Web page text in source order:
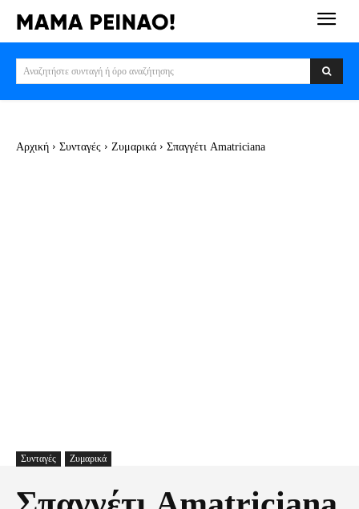
Αναζητήστε συνταγή ή όρο αναζήτησης
Αρχική Συνταγές Ζυμαρικά Σπαγγέτι Amatriciana
Συνταγές Ζυμαρικά